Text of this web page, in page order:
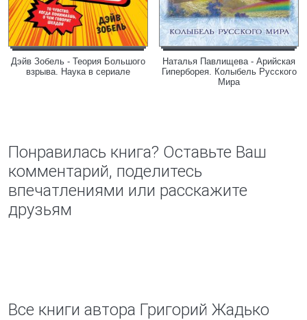
Дэйв Зобель - Теория Большого
взрыва. Наука в сериале
Наталья Павлищева - Арийская
Гиперборея. Колыбель Русского
Мира
Понравилась книга? Оставьте Ваш
комментарий, поделитесь
впечатлениями или расскажите
друзьям
Все книги автора Григорий Жадько